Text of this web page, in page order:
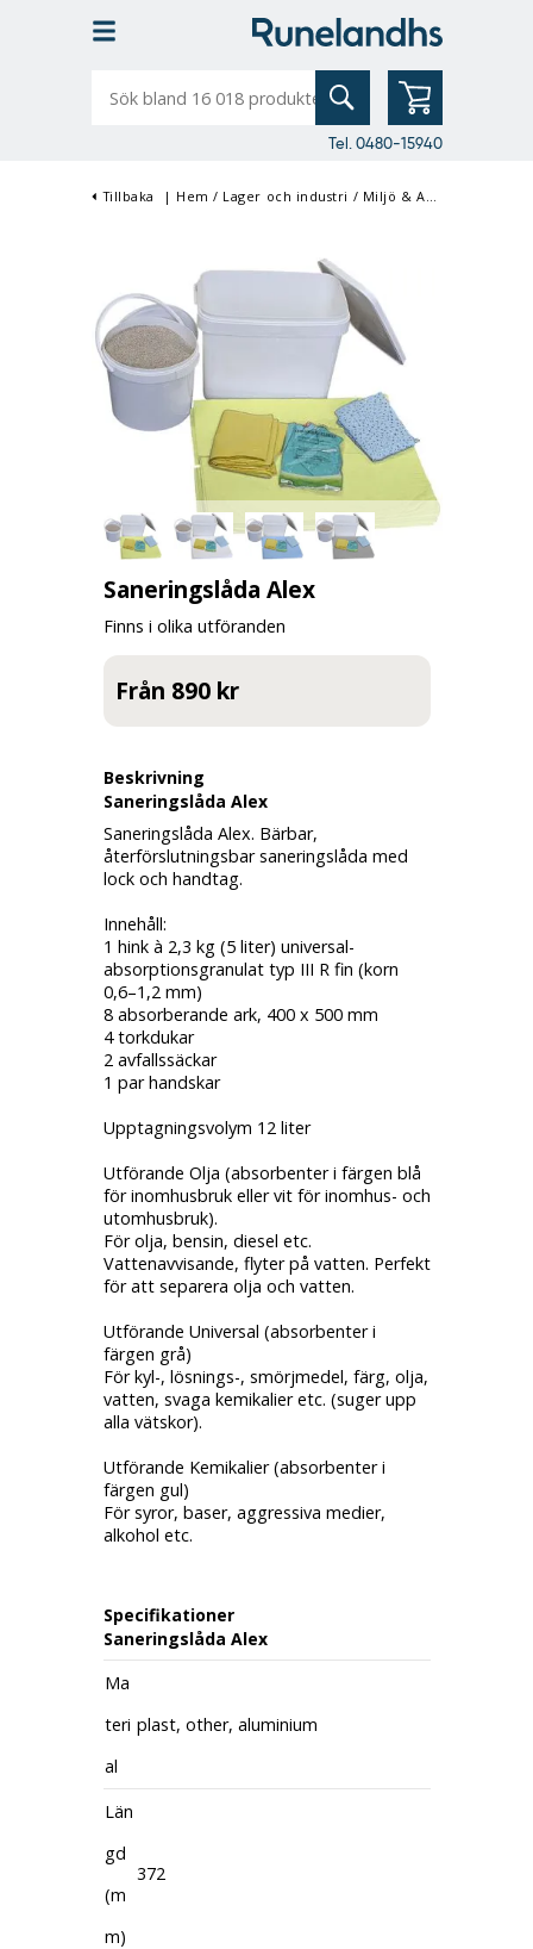
bland
Tel. 0480-15940
Tillbaka | Hem / Lager och industri / Miljö & Avfallshantering
Saneringslåda Alex
Finns i olika utföranden
Från 890 kr
Beskrivning
Saneringslåda Alex
Saneringslåda Alex. Bärbar,
återförslutningsbar saneringslåda med
lock och handtag.
Innehåll:
1 hink à 2,3 kg (5 liter) universal-
absorptionsgranulat typ III R fin (korn
0,6–1,2 mm)
8 absorberande ark, 400 x 500 mm
4 torkdukar
2 avfallssäckar
1 par handskar
Upptagningsvolym 12 liter
Utförande Olja (absorbenter i färgen blå
för inomhusbruk eller vit för inomhus- och
utomhusbruk).
För olja, bensin, diesel etc.
Vattenavvisande, flyter på vatten. Perfekt
för att separera olja och vatten.
Utförande Universal (absorbenter i
färgen grå)
För kyl-, lösnings-, smörjmedel, färg, olja,
vatten, svaga kemikalier etc. (suger upp
alla vätskor).
Utförande Kemikalier (absorbenter i
färgen gul)
För syror, baser, aggressiva medier,
alkohol etc.
Specifikationer
Saneringslåda Alex
Ma
teri
al
plast, other, aluminium
Län
gd
(m
m)
372